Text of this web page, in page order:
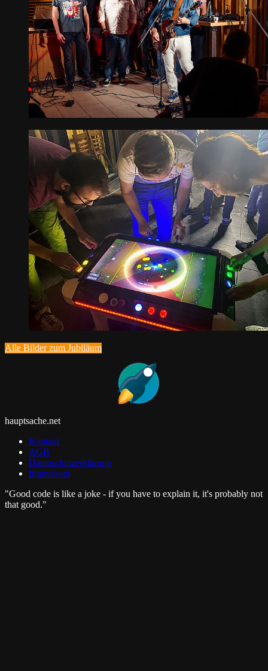
Alle Bilder zum Jubiläum
hauptsache.net
Kontakt
AGB
Datenschutzerklärung
Impressum
"Good code is like a joke - if you have to explain it, it's probably not
that good."